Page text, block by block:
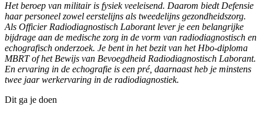
Het beroep van militair is fysiek veeleisend. Daarom biedt Defensie
haar personeel zowel eerstelijns als tweedelijns gezondheidszorg.
Als Officier Radiodiagnostisch Laborant lever je een belangrijke
bijdrage aan de medische zorg in de vorm van radiodiagnostisch en
echografisch onderzoek. Je bent in het bezit van het Hbo-diploma
MBRT of het Bewijs van Bevoegdheid Radiodiagnostisch Laborant.
En ervaring in de echografie is een pré, daarnaast heb je minstens
twee jaar werkervaring in de radiodiagnostiek.
Dit ga je doen